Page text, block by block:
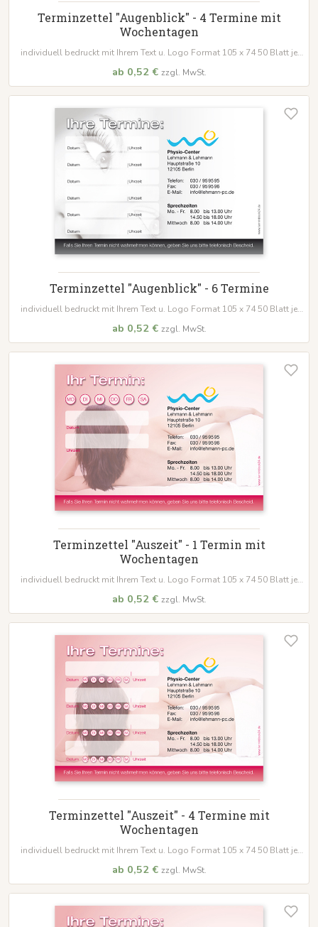
Terminzettel "Augenblick" - 4 Termine mit
Wochentagen
individuell bedruckt mit Ihrem Text u. Logo Format 105 x 74 50 Blatt je
ab 0,52 € zzgl. MwSt.
Terminzettel "Augenblick" - 6 Termine
individuell bedruckt mit Ihrem Text u. Logo Format 105 x 74 50 Blatt je
ab 0,52 € zzgl. MwSt.
Terminzettel "Auszeit" - 1 Termin mit
Wochentagen
individuell bedruckt mit Ihrem Text u. Logo Format 105 x 74 50 Blatt je
ab 0,52 € zzgl. MwSt.
Terminzettel "Auszeit" - 4 Termine mit
Wochentagen
individuell bedruckt mit Ihrem Text u. Logo Format 105 x 74 50 Blatt je
ab 0,52 € zzgl. MwSt.